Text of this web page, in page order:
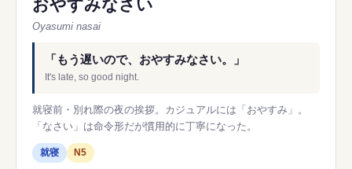
おやすみなさい
Oyasumi nasai
「もう遅いので、おやすみなさい。」
It's late, so good night.
就寝前・別れ際の夜の挨拶。カジュアルには「おやすみ」。
「なさい」は命令形だが慣用的に丁寧になった。
就寝 N5